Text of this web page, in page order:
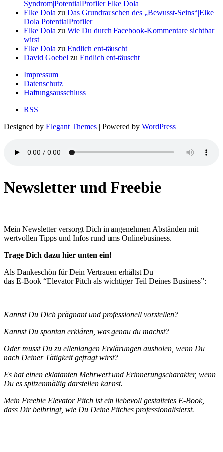
Syndrom|PotentialProfiler Elke Dola
Elke Dola zu Das Grundrauschen des „Bewusst-Seins“|Elke
Dola PotentialProfiler
Elke Dola zu Wie Du durch Facebook-Kommentare sichtbar
wirst
Elke Dola zu Endlich ent-täuscht
David Goebel zu Endlich ent-täuscht
Impressum
Datenschutz
Haftungsausschluss
RSS
Designed by Elegant Themes | Powered by WordPress
Newsletter und Freebie
Mein Newsletter versorgt Dich in angenehmen Abständen mit
wertvollen Tipps und Infos rund ums Onlinebusiness.
Trage Dich dazu hier unten ein!
Als Dankeschön für Dein Vertrauen erhältst Du
das E-Book “Elevator Pitch als wichtiger Teil Deines Business”:
Kannst Du Dich prägnant und professionell vorstellen?
Kannst Du spontan erklären, was genau du machst?
Oder musst Du zu ellenlangen Erklärungen ausholen, wenn Du
nach Deiner Tätigkeit gefragt wirst?
Es hat einen eklatanten Mehrwert und Erinnerungscharakter, wenn
Du es spitzenmäßig darstellen kannst.
Mein Freebie Elevator Pitch ist ein liebevoll gestaltetes E-Book,
dass Dir beibringt, wie Du Deine Pitches professionalisierst.